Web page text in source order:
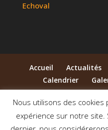
Echoval
Accueil Actualités
Calendrier
Qui sommes-
© 2014-2026
Nous utilisons des cookies
expérience sur notre site.